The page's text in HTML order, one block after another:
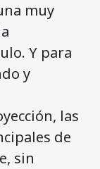
muy
Y para
y
las
de
sin